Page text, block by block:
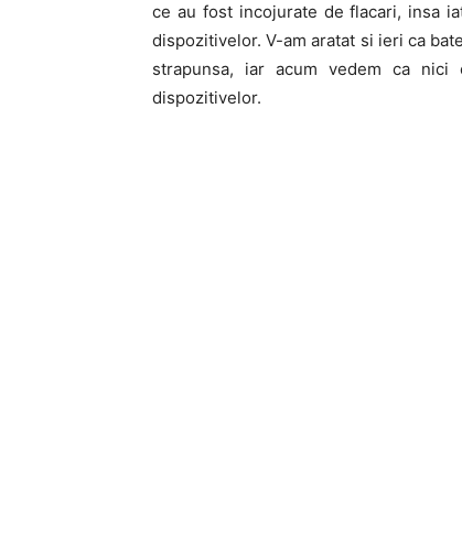
ce au fost incojurate de flacari, insa
dispozitivelor. V-am aratat si ieri ca
strapunsa, iar acum vedem ca
dispozitivelor.